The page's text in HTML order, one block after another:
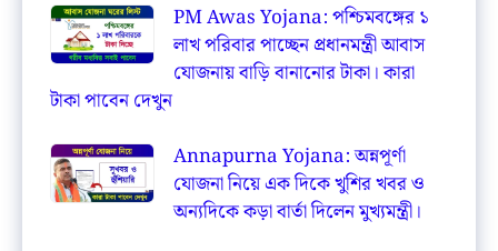
PM Awas Yojana: পশ্চিমবঙ্গের ১
লাখ পরিবার পাচ্ছেন প্রধানমন্ত্রী আবাস
যোজনায় বাড়ি বানানোর টাকা। কারা
টাকা পাবেন দেখুন
Annapurna Yojana: অন্নপূর্ণা
যোজনা নিয়ে এক দিকে খুশির খবর ও
অন্যদিকে কড়া বার্তা দিলেন মুখ্যমন্ত্রী।